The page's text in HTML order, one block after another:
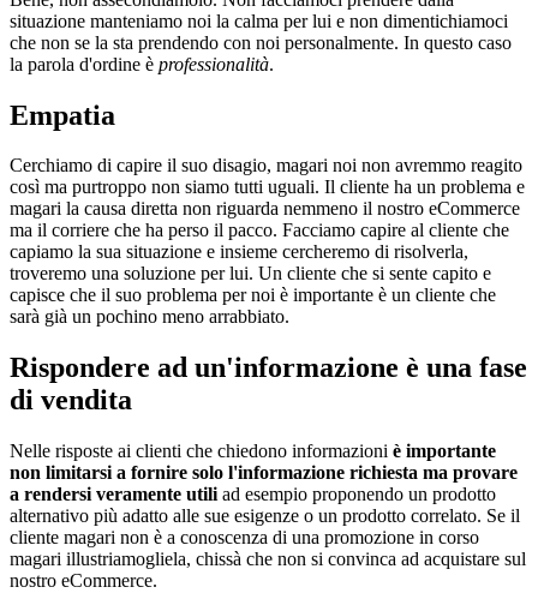
situazione manteniamo noi la calma per lui e non dimentichiamoci
che non se la sta prendendo con noi personalmente. In questo caso
la parola d'ordine è professionalità.
Empatia
Cerchiamo di capire il suo disagio, magari noi non avremmo reagito
così ma purtroppo non siamo tutti uguali. Il cliente ha un problema e
magari la causa diretta non riguarda nemmeno il nostro eCommerce
ma il corriere che ha perso il pacco. Facciamo capire al cliente che
capiamo la sua situazione e insieme cercheremo di risolverla,
troveremo una soluzione per lui. Un cliente che si sente capito e
capisce che il suo problema per noi è importante è un cliente che
sarà già un pochino meno arrabbiato.
Rispondere ad un'informazione è una fase
di vendita
Nelle risposte ai clienti che chiedono informazioni è importante
non limitarsi a fornire solo l'informazione richiesta ma provare
a rendersi veramente utili ad esempio proponendo un prodotto
alternativo più adatto alle sue esigenze o un prodotto correlato. Se il
cliente magari non è a conoscenza di una promozione in corso
magari illustriamogliela, chissà che non si convinca ad acquistare sul
nostro eCommerce.